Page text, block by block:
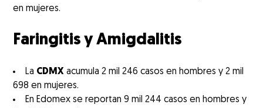
en mujeres.
Faringitis y Amigdalitis
La CDMX acumula 2 mil 246 casos en hombres y 2 mil
698 en mujeres.
En Edomex se reportan 9 mil 244 casos en hombres y